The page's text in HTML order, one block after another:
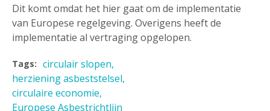
Dit komt omdat het hier gaat om de implementatie
van Europese regelgeving. Overigens heeft de
implementatie al vertraging opgelopen.
Tags: circulair slopen
herziening asbeststelsel
circulaire economie
Europese Asbestrichtlijn